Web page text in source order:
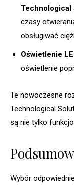
Technological
czasy
obsługiwać
Oświetlenie
oświetlenie
Te nowoczesne
Technological
są nie tylko
Wybór